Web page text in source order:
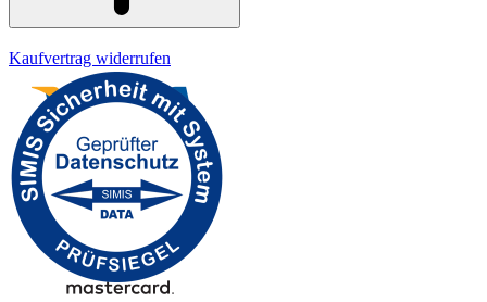
Kaufvertrag widerrufen